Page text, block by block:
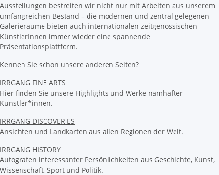
Ausstellungen bestreiten wir nicht nur mit Arbeiten aus unserem
umfangreichen Bestand – die modernen und zentral gelegenen
Galerieräume bieten auch internationalen zeitgenössischen
KünstlerInnen immer wieder eine spannende
Präsentationsplattform.
Kennen Sie schon unsere anderen Seiten?
IRRGANG FINE ARTS
Hier finden Sie unsere Highlights und Werke namhafter
Künstler*innen.
IRRGANG DISCOVERIES
Ansichten und Landkarten aus allen Regionen der Welt.
IRRGANG HISTORY
Autografen interessanter Persönlichkeiten aus Geschichte, Kunst,
Wissenschaft, Sport und Politik.